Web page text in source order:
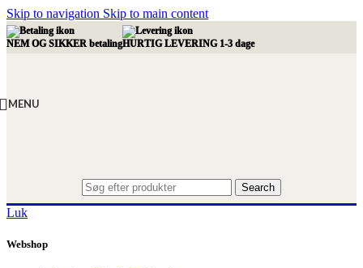
Skip to navigation Skip to main content
NEM OG SIKKER betalingHURTIG LEVERING 1-3 dage
MENU
Search
Luk
Webshop